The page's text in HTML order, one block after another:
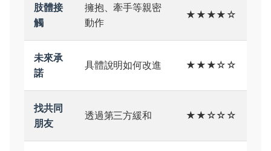
肢體接
觸
擁抱、牽手等親密
動作
★★★★☆
未來承
諾
具體說明如何改進 ★★★☆☆
找共同
朋友
透過第三方緩和 ★★☆☆☆